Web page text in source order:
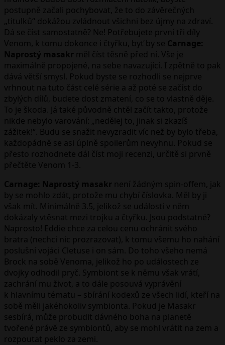
postupně začali pochybovat, že to do závěrečných
„titulků“ dokážou zvládnout všichni bez újmy na zdraví.
Dá se číst samostatně? Ne! Potřebujete první tři díly
Venom, k tomu dokonce i čtyřku, byť by se Carnage:
Naprostý masakr měl číst těsně před ní. Vše je
maximálně propojené, na sebe navazující. I zpětně to pak
dává větší smysl. Pokud byste se rozhodli se nejprve
vrhnout na tuto část celé série a až poté se začíst do
zbylých dílů, budete dost zmatení, co se to vlastně děje.
To je škoda. Já také původně chtěl začít takto, protože
nikde nebylo varování: „nedělej to, jinak si zkazíš
zážitek!“. Budu se snažit nevyzradit víc než by bylo třeba,
každopádně se asi úplně spoilerům nevyhnu. Pokud se
přesto rozhodnete dál číst moji recenzi, určitě si prvně
přečtěte Venom 1-3.
Carnage: Naprostý masakr není žádným spin-offem, jak
by se mohlo zdát, protože mu chybí číslovka. Měl by ji
však mít. Minimálně 3.5, jelikož se události v něm
dokázaly vtěsnat mezi trojku a čtyřku. Jsou podstatné?
Naprosto! Eddie chce za celou cenu ochránit svého
bratra (nechci nic prozrazovat), k tomu všemu ho nahání
poslušní vojáci Cletuse i on sám. Do toho všeho nemá
Brock na sobě Venoma, jelikož ho po událostech ze
dvojky odhodil pryč. Symbiont se k němu však vrátí,
zachrání mu život, a to dále posouvá vyprávění
k hlavnímu tématu – sbírání kodexů ze všech lidí, kteří na
sobě měli jakéhokoliv symbionta. Pokud je Masakr
sesbírá, může probudit dávného boha na planetě
tvořené právě ze symbiontů, aby se mohl vrátit na zem a
rozpoutat peklo za zemi.